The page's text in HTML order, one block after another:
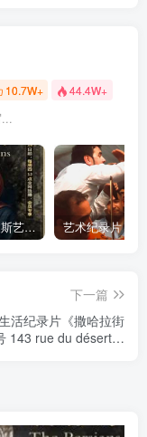
10.7W+ 44.4W+
艺术纪录片《波斯艺术 Art of Persia》下载
下一篇
活纪录片《撒哈拉街
143 rue du désert》